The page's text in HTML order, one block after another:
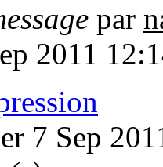
par
2011
7 Sep